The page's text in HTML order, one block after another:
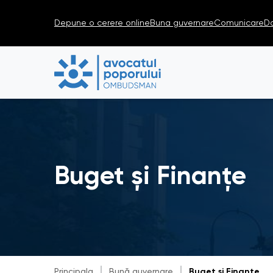
Depune o cerere online Buna guvernareComunicare
Buget și Finanțe